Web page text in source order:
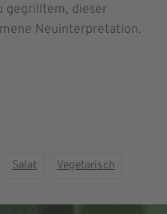
gegrilltem, dieser
Neuinterpretation.
Salat Vegetarisch